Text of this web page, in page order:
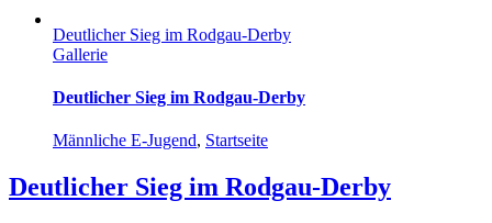
Deutlicher Sieg im Rodgau-Derby
Gallerie
Deutlicher Sieg im Rodgau-Derby
Männliche E-Jugend, Startseite
Deutlicher Sieg im Rodgau-Derby